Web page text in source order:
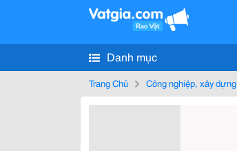
Danh mục
Trang Chủ Công nghiệp, xây dựng